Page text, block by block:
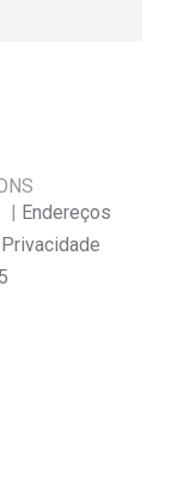
Endereços